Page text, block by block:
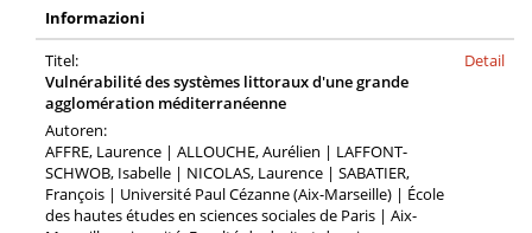
Informazioni
Titel:
Vulnérabilité des systèmes littoraux d'une grande
agglomération méditerranéenne
Autoren:
AFFRE, Laurence | ALLOUCHE, Aurélien | LAFFONT-
SCHWOB, Isabelle | NICOLAS, Laurence | SABATIER,
François | Université Paul Cézanne (Aix-Marseille) | École
des hautes études en sciences sociales de Paris | Aix-
Detail